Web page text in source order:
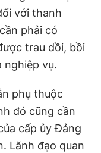
cáo
404
Chính sách bảo
với thanh
phải có
trau dồi, bồi
nghiệp vụ.
phụ thuộc
đó cũng cần
cấp ủy Đảng
Lãnh đạo quan